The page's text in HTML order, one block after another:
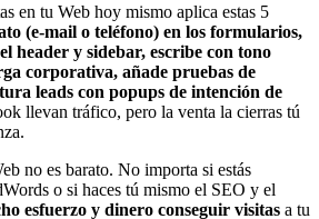
en tu Web hoy mismo aplica estas 5
(e-mail o teléfono) en los formularios,
header y sidebar, escribe con tono
corporativa, añade pruebas de
leads con popups de intención de
llevan tráfico, pero la venta la cierras tú
no es barato. No importa si estás
o si haces tú mismo el SEO y el
esfuerzo y dinero conseguir visitas a tu